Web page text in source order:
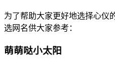
为了帮助大家更好地选择心仪
选网名供大家参考：
萌萌哒小太阳